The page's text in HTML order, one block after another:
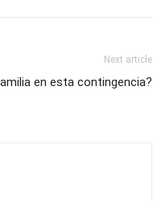
Next article
en esta contingencia?